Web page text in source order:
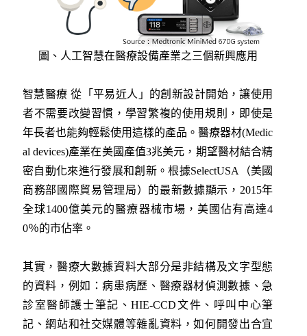
圖、人工智慧在醫療設備產業之三個新興應用
智慧醫療 從「平易近人」的創新設計開始，讓使用
者不需要改變習慣，學習繁複的使用規則，即使是
年長者也能夠輕鬆使用這樣的產品。醫療器材(Medic
al devices)產業在美國產值3兆美元，期望醫材結合精
密自動化來進行發展和創新。根據SelectUSA（美國
商務部國際貿易管理局）的最新數據顯示，2015年
全球1400億美元的醫療器械市場，美國佔有高達4
0％的市佔率。
其實，醫療大數據資料大部分是非結構及文字型態
的資料，例如：病患病歷、醫療器材偵測數據、急
診室醫師護士筆記、HIE-CCD文件、呼叫中心筆
記、網站和社交媒體等雜亂資料，如何開發出合宜